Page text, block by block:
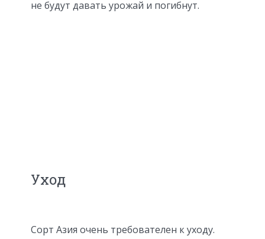
не будут давать урожай и погибнут.
Уход
Сорт Азия очень требователен к уходу.